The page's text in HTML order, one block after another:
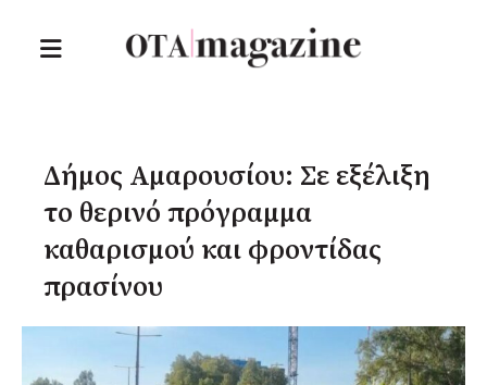
Δήμος Αμαρουσίου: Σε εξέλιξη
το θερινό πρόγραμμα
καθαρισμού και φροντίδας
πρασίνου